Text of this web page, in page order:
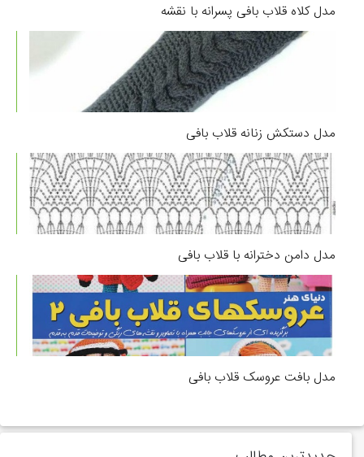
مدل کلاه قلاب بافی پسرانه با نقشه
مدل دستکش زنانه قلاب بافی
مدل دامن دخترانه با قلاب بافی
مدل بافت عروسک قلاب بافی